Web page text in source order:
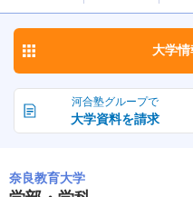
河合塾グループで
大学資料を請求
大学情
奈良教育大学